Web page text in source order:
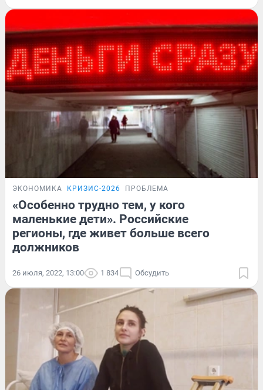
ЭКОНОМИКА КРИЗИС-2026 ПРОБЛЕМА
«Особенно трудно тем, у кого
маленькие дети». Российские
регионы, где живет больше всего
должников
26 июля, 2022, 13:00 1 834 Обсудить